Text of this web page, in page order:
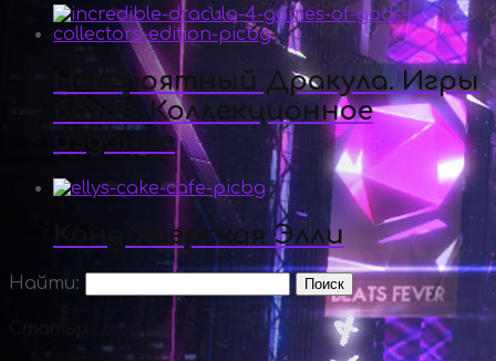
Невероятный Дракула. Игры
богов. Коллекционное
издание
Кондитерская Элли
Найти: